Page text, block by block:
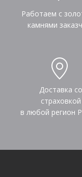
Работаем с
камнями
Доставка со
страховкой
в любой регион